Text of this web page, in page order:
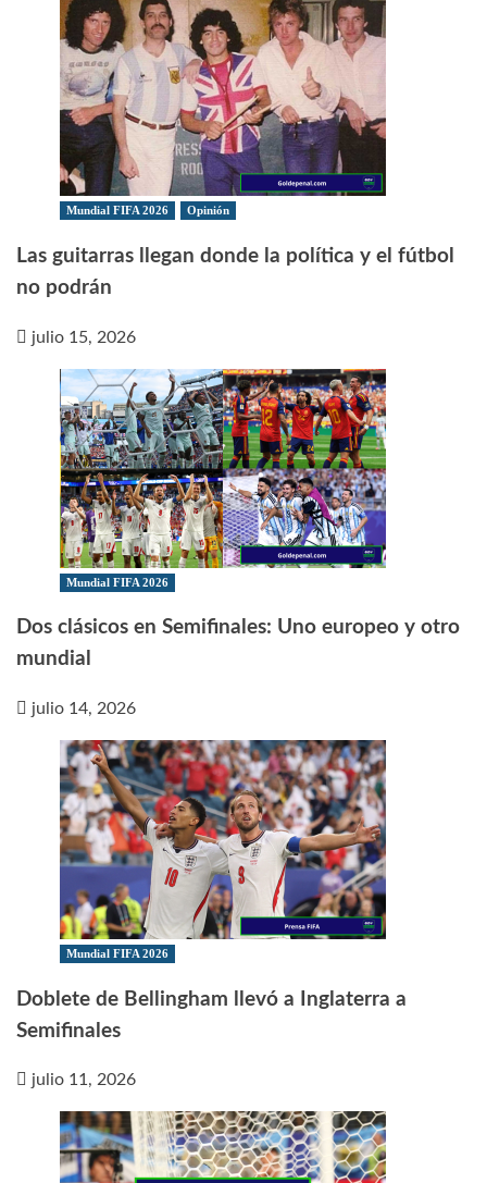
Mundial FIFA 2026 Opinión
Las guitarras llegan donde la política y el fútbol
no podrán
julio 15, 2026
Mundial FIFA 2026
Dos clásicos en Semifinales: Uno europeo y otro
mundial
julio 14, 2026
Mundial FIFA 2026
Doblete de Bellingham llevó a Inglaterra a
Semifinales
julio 11, 2026